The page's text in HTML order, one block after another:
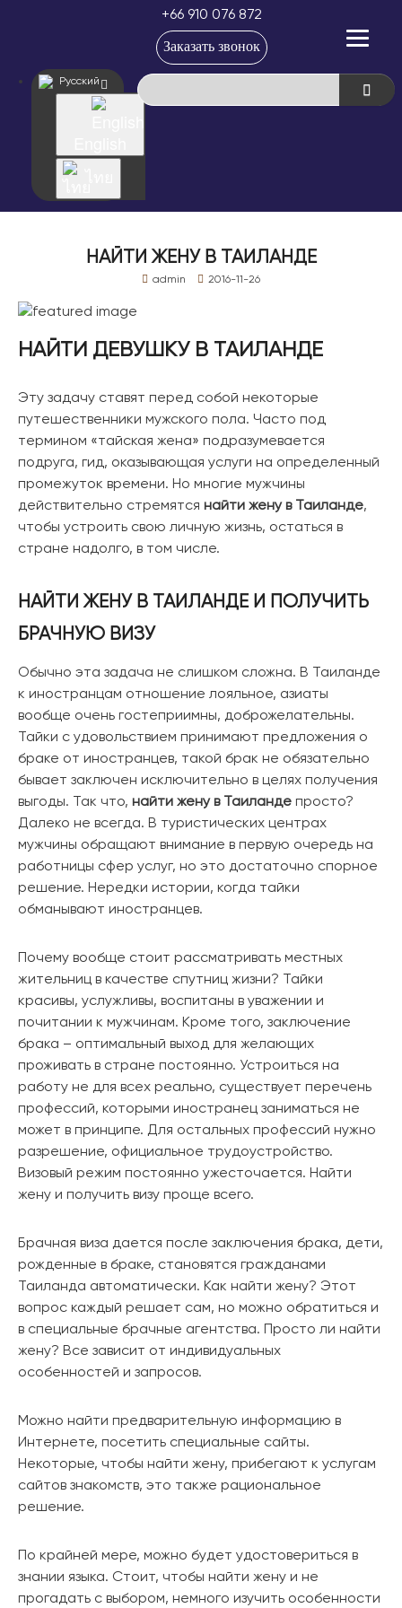
+66 910 076 872
Заказать звонок
Русский
НАЙТИ ЖЕНУ В ТАИЛАНДЕ
admin 2016-11-26
НАЙТИ ДЕВУШКУ В ТАИЛАНДЕ
Эту задачу ставят перед собой некоторые
путешественники мужского пола. Часто под
термином «тайская жена» подразумевается
подруга, гид, оказывающая услуги на определенный
промежуток времени. Но многие мужчины
действительно стремятся найти жену в Таиланде,
чтобы устроить свою личную жизнь, остаться в
стране надолго, в том числе.
НАЙТИ ЖЕНУ В ТАИЛАНДЕИ ПОЛУЧИТЬ
БРАЧНУЮ ВИЗУ
Обычно эта задача не слишком сложна. В Таиланде
к иностранцам отношение лояльное, азиаты
вообще очень гостеприимны, доброжелательны.
Тайки с удовольствием принимают предложения о
браке от иностранцев, такой брак не обязательно
бывает заключен исключительно в целях получения
выгоды. Так что, найти жену в Таиланде просто?
Далеко не всегда. В туристических центрах
мужчины обращают внимание в первую очередь на
работницы сфер услуг, но это достаточно спорное
решение. Нередки истории, когда тайки
обманывают иностранцев.
Почему вообще стоит рассматривать местных
жительниц в качестве спутниц жизни? Тайки
красивы, услужливы, воспитаны в уважении и
почитании к мужчинам. Кроме того, заключение
брака – оптимальный выход для желающих
проживать в стране постоянно. Устроиться на
работу не для всех реально, существует перечень
профессий, которыми иностранец заниматься не
может в принципе. Для остальных профессий нужно
разрешение, официальное трудоустройство.
Визовый режим постоянно ужесточается. Найти
жену и получить визу проще всего.
Брачная виза дается после заключения брака, дети,
рожденные в браке, становятся гражданами
Таиланда автоматически. Как найти жену? Этот
вопрос каждый решает сам, но можно обратиться и
в специальные брачные агентства. Просто ли найти
жену? Все зависит от индивидуальных
особенностей и запросов.
Можно найти предварительную информацию в
Интернете, посетить специальные сайты.
Некоторые, чтобы найти жену, прибегают к услугам
сайтов знакомств, это также рациональное
решение.
По крайней мере, можно будет удостовериться в
знании языка. Стоит, чтобы найти жену и не
прогадать с выбором, немного изучить особенности